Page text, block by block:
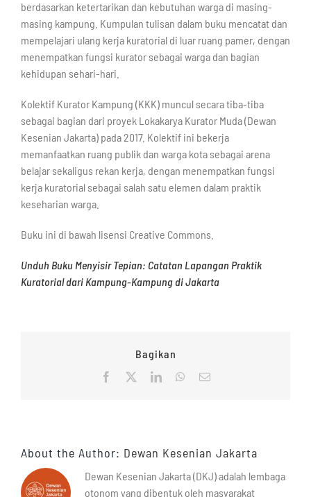
berdasarkan ketertarikan dan kebutuhan warga di masing-
masing kampung. Kumpulan tulisan dalam buku mencatat dan
mempelajari ulang kerja kuratorial di luar ruang pamer, dengan
menempatkan fungsi kurator sebagai warga dan bagian
kehidupan sehari-hari.⁣
Kolektif Kurator Kampung (KKK) muncul secara tiba-tiba
sebagai bagian dari proyek Lokakarya Kurator Muda (Dewan
Kesenian Jakarta) pada 2017. Kolektif ini bekerja
memanfaatkan ruang publik dan warga kota sebagai arena
belajar sekaligus rekan kerja, dengan menempatkan fungsi
kerja kuratorial sebagai salah satu elemen dalam praktik
keseharian warga.
Buku ini di bawah lisensi Creative Commons.
Unduh Buku Menyisir Tepian: Catatan Lapangan Praktik
Kuratorial dari Kampung-Kampung di Jakarta⁣
Bagikan
Facebook LinkedInWhatsApp
Email
About the Author: Dewan Kesenian Jakarta
Dewan Kesenian Jakarta (DKJ) adalah lembaga
otonom yang dibentuk oleh masyarakat